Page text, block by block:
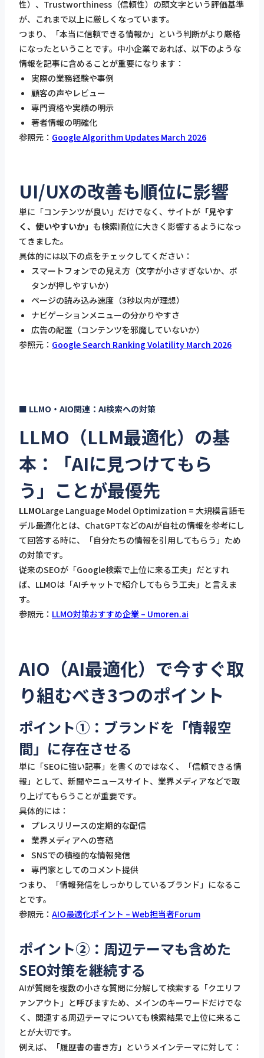
性）、Trustworthiness（信頼性）の頭文字という評価基準
が、これまで以上に厳しくなっています。
つまり、「本当に信頼できる情報か」という判断がより厳格
になったということです。中小企業であれば、以下のような
情報を記事に含めることが重要になります：
実際の業務経験や事例
顧客の声やレビュー
専門資格や実績の明示
著者情報の明確化
参照元： Google Algorithm Updates March 2026
UI/UXの改善も順位に影響
単に「コンテンツが良い」だけでなく、サイトが 「見やす
く、使いやすいか」 も検索順位に大きく影響するようになっ
てきました。
具体的には以下の点をチェックしてください：
スマートフォンでの見え方（文字が小さすぎないか、ボ
タンが押しやすいか）
ページの読み込み速度（3秒以内が理想）
ナビゲーションメニューの分かりやすさ
広告の配置（コンテンツを邪魔していないか）
参照元： Google Search Ranking Volatility March 2026
■ LLMO・AIO関連：AI検索への対策
LLMO（LLM最適化）の基
本：「AIに見つけてもら
う」ことが最優先
LLMOLarge Language Model Optimization = 大規模言語モ
デル最適化とは、ChatGPTなどのAIが自社の情報を参考にし
て回答する時に、「自分たちの情報を引用してもらう」ため
の対策です。
従来のSEOが「Google検索で上位に来る工夫」だとすれ
ば、LLMOは「AIチャットで紹介してもらう工夫」と言えま
す。
参照元： LLMO対策おすすめ企業 – Umoren.ai
AIO（AI最適化）で今すぐ取
り組むべき3つのポイント
ポイント①：ブランドを「情報空
間」に存在させる
単に「SEOに強い記事」を書くのではなく、「信頼できる情
報」として、新聞やニュースサイト、業界メディアなどで取
り上げてもらうことが重要です。
具体的には：
プレスリリースの定期的な配信
業界メディアへの寄稿
SNSでの積極的な情報発信
専門家としてのコメント提供
つまり、「情報発信をしっかりしているブランド」になるこ
とです。
参照元： AIO最適化ポイント – Web担当者Forum
ポイント②：周辺テーマも含めた
SEO対策を継続する
AIが質問を複数の小さな質問に分解して検索する「クエリフ
ァンアウト」と呼びますため、メインのキーワードだけでな
く、関連する周辺テーマについても検索結果で上位に来るこ
とが大切です。
例えば、「履歴書の書き方」というメインテーマに対して：